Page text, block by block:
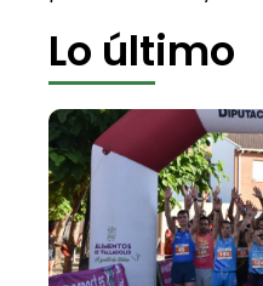
Lo último